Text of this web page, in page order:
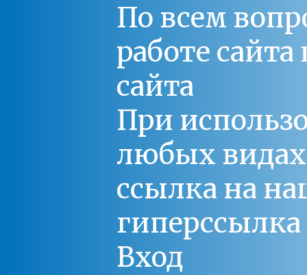
По всем
работе
сайта
При
любых
ссылка на
Вход